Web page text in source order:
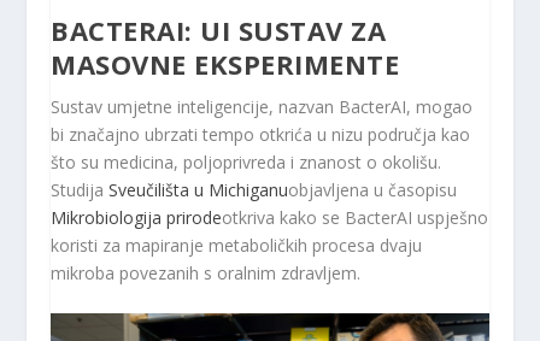
BACTERAI: UI SUSTAV ZA
MASOVNE EKSPERIMENTE
Sustav umjetne inteligencije, nazvan BacterAI, mogao
bi značajno ubrzati tempo otkrića u nizu područja kao
što su medicina, poljoprivreda i znanost o okolišu.
StudijaSveučilišta u Michiganuobjavljena u časopisu
Mikrobiologija prirodeotkriva kako se BacterAI uspješno
koristi za mapiranje metaboličkih procesa dvaju
mikroba povezanih s oralnim zdravljem.